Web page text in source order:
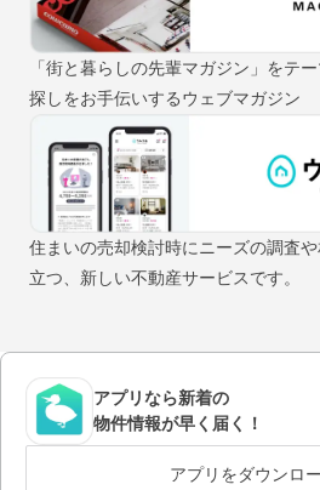
「街と暮らしの先輩マガジン」をテ
探しをお手伝いするウェブマガジン
住まいの売却検討時にニーズの調査
立つ、新しい不動産サービスです。
アプリなら新着の
物件情報が早く届く！
アプリをダウンロ